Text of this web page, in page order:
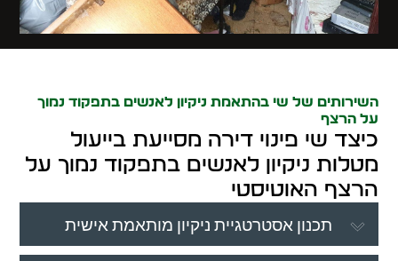
השירותים של שי בהתאמת ניקיון לאנשים בתפקוד נמוך
על הרצף
כיצד שי פינוי דירה מסייעת בייעול
מטלות ניקיון לאנשים בתפקוד נמוך על
הרצף האוטיסטי
תכנון אסטרטגיית ניקיון מותאמת אישית